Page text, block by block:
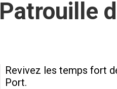
Patrouille
Revivez les temps fort
Port.